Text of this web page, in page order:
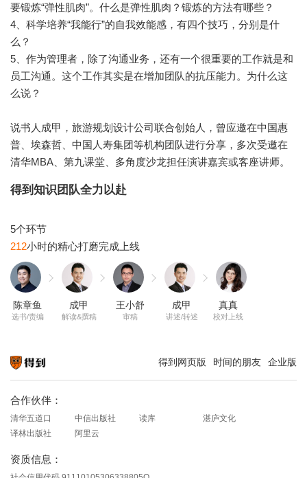
要锻炼“弹性肌肉”。什么是弹性肌肉？锻炼的方法有哪些？
4、科学培养“我能行”的自我效能感，有四个技巧，分别是什
么？
5、作为管理者，除了沟通业务，还有一个很重要的工作就是和
员工沟通。这个工作其实是在增加团队的抗压能力。为什么这
么说？
说书人成甲，旅游规划设计公司联合创始人，曾应邀在中国惠
普、埃森哲、中国人寿集团等机构团队进行分享，多次受邀在
清华MBA、第九课堂、多角度沙龙担任演讲嘉宾或客座讲师。
得到知识团队全力以赴
212
陈章鱼
选书/责编
成甲
解读&撰稿
王小舒
审稿
成甲
讲述/转述
真真
校对上线
得到网页版 时间的朋友 企业版
合作伙伴：
清华五道口 中信出版社 读库
湛庐文化
译林出版社
阿里云
资质信息：